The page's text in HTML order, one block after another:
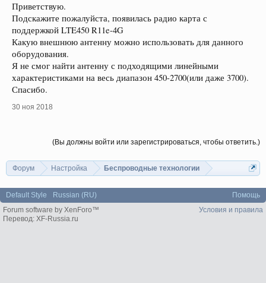
Приветствую.
Подскажите пожалуйста, появилась радио карта с
поддержкой LTE450 R11e-4G
Какую внешнюю антенну можно использовать для данного
оборудования.
Я не смог найти антенну с подходящими линейными
характеристиками на весь диапазон 450-2700(или даже 3700).
Спасибо.
30 ноя 2018
(Вы должны войти или зарегистрироваться, чтобы ответить.)
Форум Настройка Беспроводные технологии
Default Style Russian (RU)
Помощь
Условия и правила
Forum software by XenForo™
Перевод: XF-Russia.ru